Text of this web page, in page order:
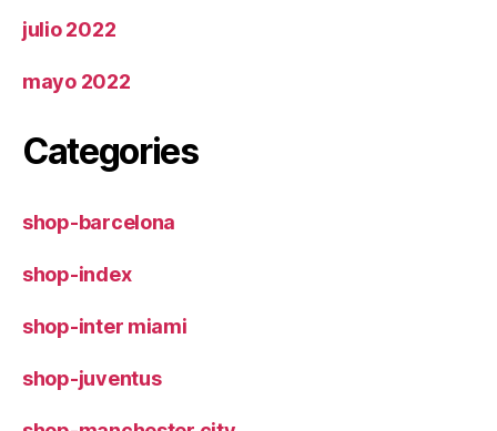
julio 2022
mayo 2022
Categories
shop-barcelona
shop-index
shop-inter miami
shop-juventus